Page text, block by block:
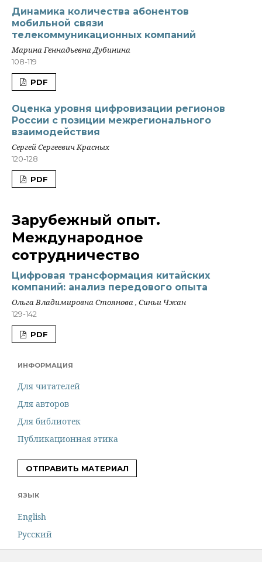
Динамика количества абонентов
мобильной связи
телекоммуникационных компаний
Марина Геннадьевна Дубинина
108-119
PDF
Оценка уровня цифровизации регионов
России с позиции межрегионального
взаимодействия
Сергей Сергеевич Красных
120-128
PDF
Зарубежный опыт.
Международное
сотрудничество
Цифровая трансформация китайских
компаний: анализ передового опыта
Ольга Владимировна Стоянова , Синьи Чжан
129-142
PDF
ИНФОРМАЦИЯ
Для читателей
Для авторов
Для библиотек
Публикационная этика
ОТПРАВИТЬ МАТЕРИАЛ
ЯЗЫК
English
Русский